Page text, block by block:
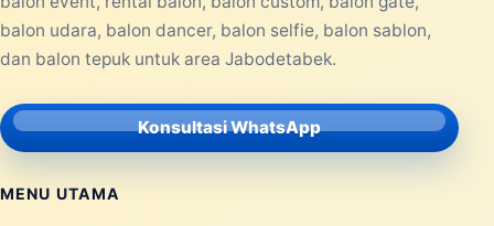
balon udara, balon dancer, balon selfie, balon sablon,
dan balon tepuk untuk area Jabodetabek.
Konsultasi WhatsApp
MENU UTAMA